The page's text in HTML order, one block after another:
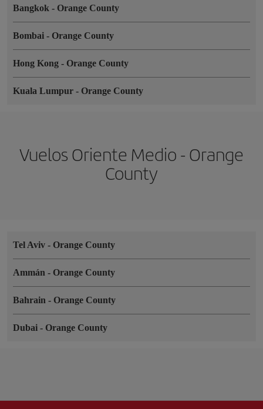
Bangkok - Orange County
Bombai - Orange County
Hong Kong - Orange County
Kuala Lumpur - Orange County
Vuelos Oriente Medio - Orange
County
Tel Aviv - Orange County
Ammán - Orange County
Bahrain - Orange County
Dubai - Orange County